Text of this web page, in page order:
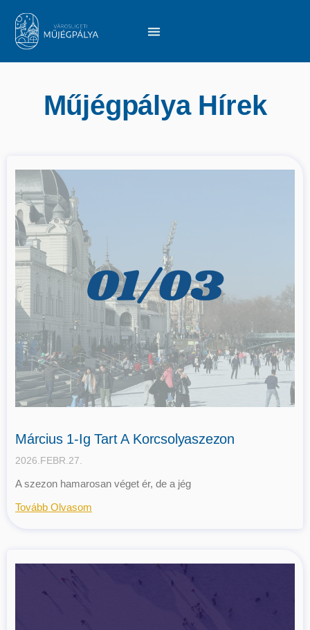
Műjégpálya Hírek
Március 1-Ig Tart A Korcsolyaszezon
2026.FEBR.27.
A szezon hamarosan véget ér, de a jég
Tovább Olvasom